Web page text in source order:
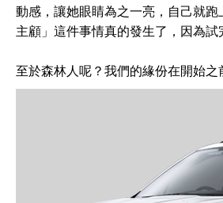
動感，讓她眼睛為之一亮，自己就
主顧」這件事情真的發生了，因為
至於森林人呢？我們的緣份在開始之